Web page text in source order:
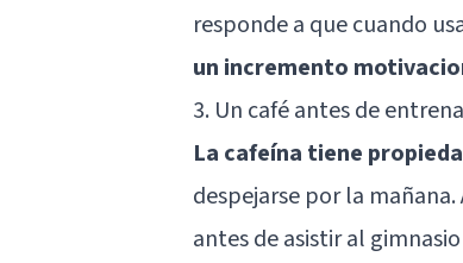
responde a que cuando
un incremento
3. Un café antes de
La cafeína tiene
despejarse por la
antes de asistir al